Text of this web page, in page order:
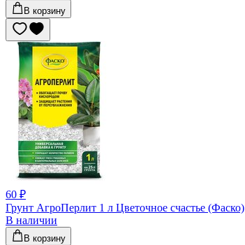
В корзину
60 ₽
Грунт АгроПерлит 1 л Цветочное счастье (Фаско)
В наличии
В корзину